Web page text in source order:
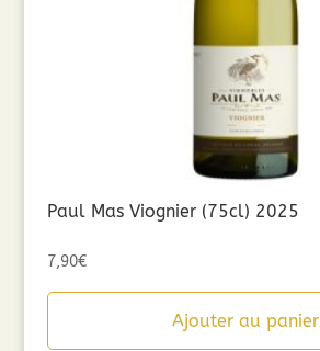
Paul Mas Viognier (75cl) 2025
7,90€
Ajouter au panier